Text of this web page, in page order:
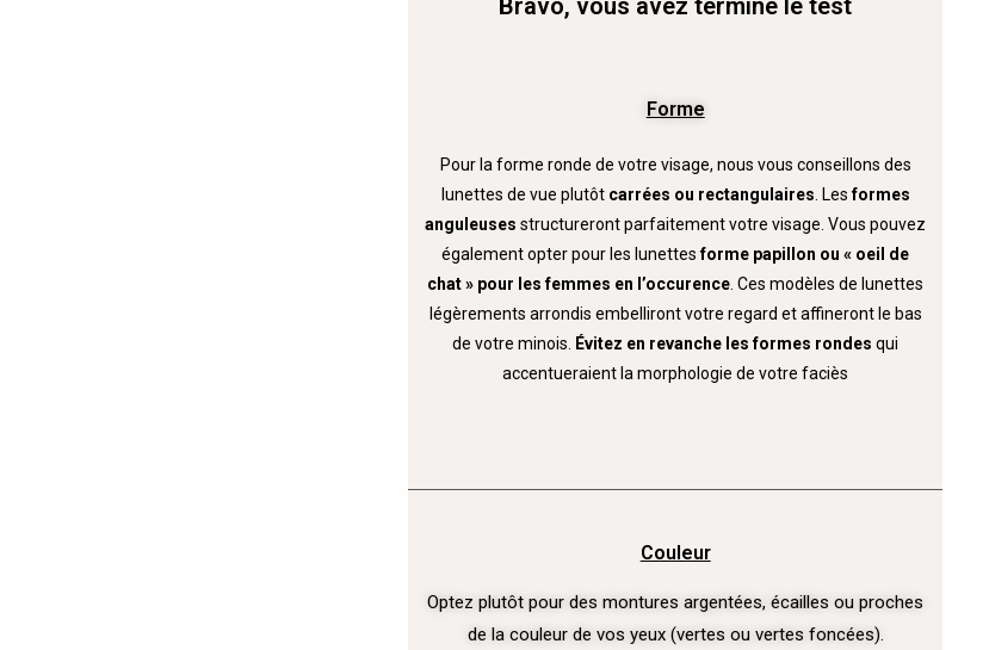
Forme
Pour la forme ronde de votre visage, nous vous conseillons des
lunettes de vue plutôt carrées ou rectangulaires . Lesformes
anguleusesstructureront parfaitement votre visage. Vous pouvez
également opter pour les lunettesforme papillon ou « oeil de
chat » pour les femmes en l’occurence . Ces modèles de lunettes
légèrements arrondis embelliront votre regard et affineront le bas
de votre minois.
Évitez en revanche les formes rondes qui
accentueraient la morphologie de votre faciès
Couleur
Optez plutôt pour des montures argentées, écailles ou proches
de la couleur de vos yeux (vertes ou vertes foncées).